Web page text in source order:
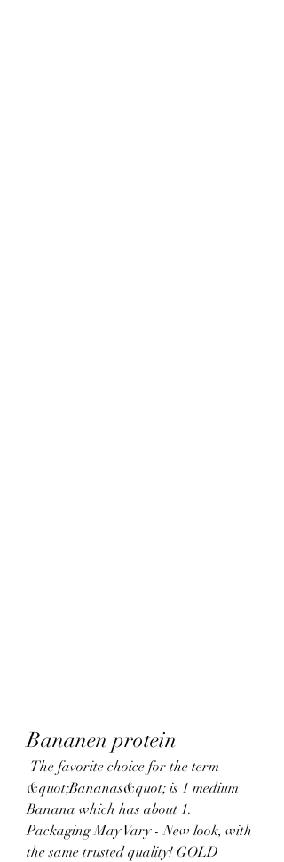
Bananen protein
&quot;Bananas&quot; is 1 medium
Banana which has about 1.
Packaging May Vary - New look, with
the same trusted quality! GOLD